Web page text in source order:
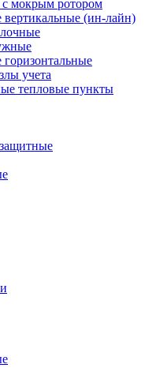
мокрым ротором
(ин-лайн)
учета
тепловые пункты